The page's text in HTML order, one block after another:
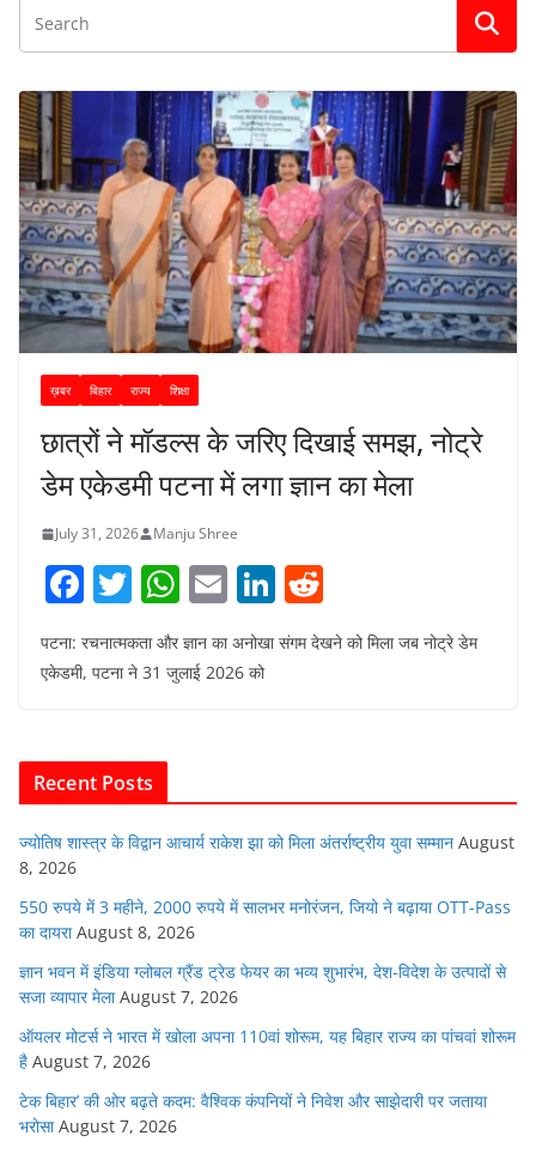
ख़बर बिहार राज्य शिक्षा
छात्रों ने मॉडल्स के जरिए दिखाई समझ, नोट्रे
डेम एकेडमी पटना में लगा ज्ञान का मेला
July 31, 2026 Manju Shree
F
c
o
o
k
T
itt
W
at
p
E
m
ai
Li
n
k
e
d
पटना: रचनात्मकता और ज्ञान का अनोखा संगम देखने को मिला जब नोट्रे डेम
एकेडमी, पटना ने 31 जुलाई 2026 को
Recent Posts
ज्योतिष शास्त्र के विद्वान आचार्य राकेश झा को मिला अंतर्राष्ट्रीय युवा सम्मान August
8, 2026
550 रुपये में 3 महीने, 2000 रुपये में सालभर मनोरंजन, जियो ने बढ़ाया OTT-Pass
का दायरा August 8, 2026
ज्ञान भवन में इंडिया ग्लोबल ग्रैंड ट्रेड फेयर का भव्य शुभारंभ, देश-विदेश के उत्पादों से
सजा व्यापार मेला August 7, 2026
ऑयलर मोटर्स ने भारत में खोला अपना 110वां शोरूम, यह बिहार राज्य का पांचवां शोरूम
है August 7, 2026
टेक बिहार’ की ओर बढ़ते कदम: वैश्विक कंपनियों ने निवेश और साझेदारी पर जताया
भरोसा August 7, 2026